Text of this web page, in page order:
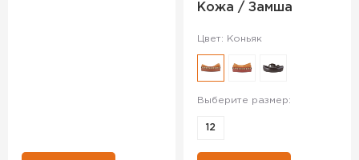
Кожа / Замша
Цвет: Коньяк
Выберите размер:
12